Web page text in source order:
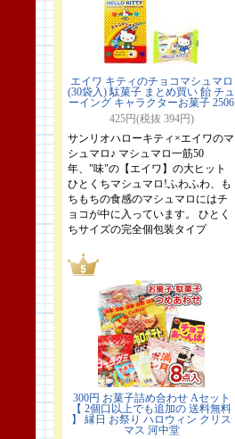
エイワ キティのチョコマシュマロ
(30袋入) 駄菓子 まとめ買い 飴 チュ
ーイング キャラクターお菓子 2506
425円(税抜 394円)
サンリオハローキティ×エイワのマ
シュマロ♪ マシュマロ一筋50
年、"味"の【エイワ】の大ヒット
ひとくちマシュマロ!ふわふわ、も
ちもちの食感のマシュマロにはチ
ョコが中に入っています。 ひとく
ちサイズの完全個包装タイプ
300円 お菓子詰め合わせ Aセット
【 2個口以上でも追加の 送料無料
】 縁日 お祭り ハロウィン クリス
マス 河中堂